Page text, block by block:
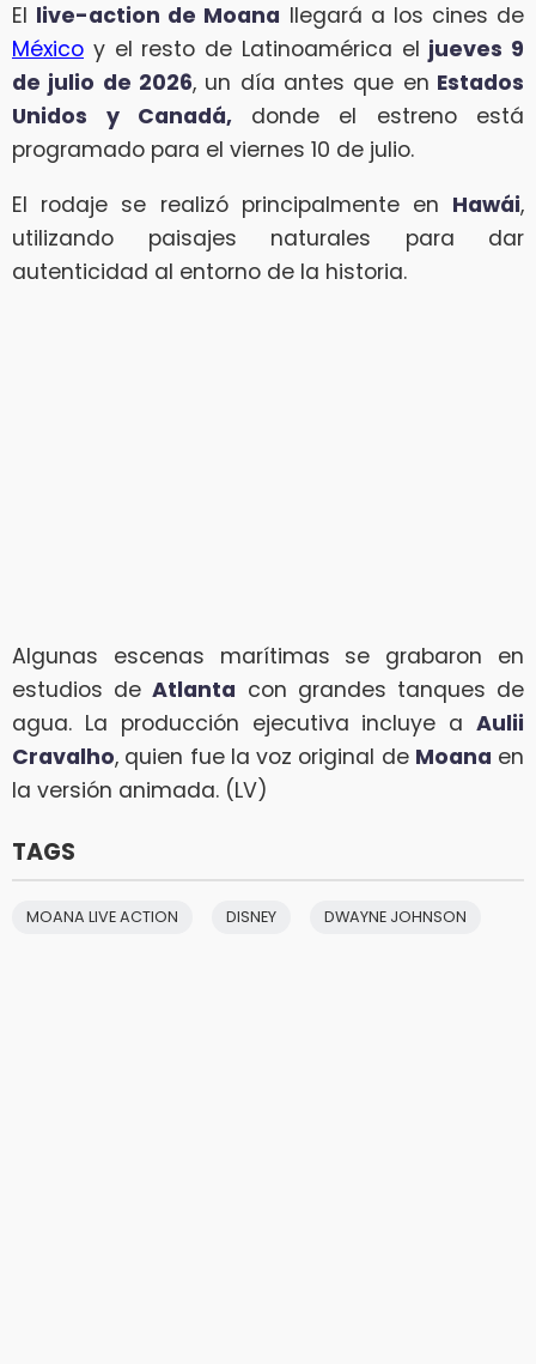
El live-action de Moana llegará a los cines de
México y el resto de Latinoamérica el jueves 9
de julio de 2026, un día antes que en Estados
Unidos y Canadá, donde el estreno está
programado para el viernes 10 de julio.
El rodaje se realizó principalmente en Hawái,
utilizando paisajes naturales para dar
autenticidad al entorno de la historia.
Algunas escenas marítimas se grabaron en
estudios deAtlanta con grandes tanques de
agua. La producción ejecutiva incluye a Aulii
Cravalho, quien fue la voz original de Moana en
la versión animada. (LV)
TAGS
MOANA LIVE ACTION DISNEY DWAYNE JOHNSON